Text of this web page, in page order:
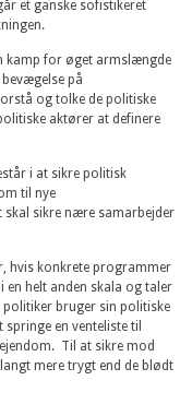
et ganske sofistikeret
kamp for øget armslængde
på
og tolke de politiske
aktører at definere
i at sikre politisk
til nye
skal sikre nære samarbejder
hvis konkrete programmer
en helt anden skala og taler
bruger sin politiske
en venteliste til
Til at sikre mod
mere trygt end de blødt